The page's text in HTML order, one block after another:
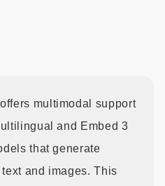
multimodal support
and Embed 3
that generate
and images. This